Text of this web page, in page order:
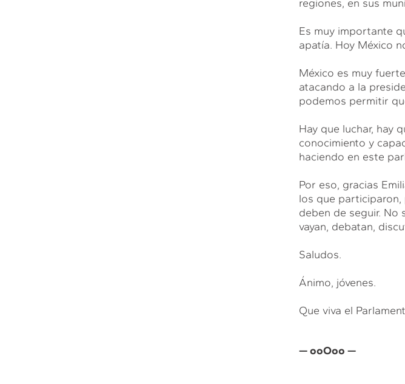
regiones, en sus
Es muy importante
apatía. Hoy México
México es muy
atacando a la
podemos permitir
Hay que luchar, hay
conocimiento y
haciendo en este
Por eso, gracias
los que participaron,
deben de seguir. No
vayan, debatan,
Saludos.
Ánimo, jóvenes.
Que viva el
— ooOoo —